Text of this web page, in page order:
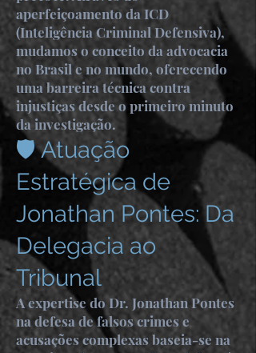
aperfeiçoamento da ICD
(Inteligência Criminal Defensiva),
mudamos o conceito da advocacia
no Brasil e no mundo, oferecendo
uma barreira técnica contra
injustiças desde o primeiro minuto
da investigação.
🛡️ Atuação
Estratégica de
Jonathan Pontes: Da
Delegacia ao
Tribunal
A expertise do Dr. Jonathan Pontes
na defesa de falsos crimes e
acusações complexas baseia-se na